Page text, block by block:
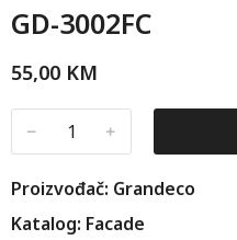
GD-3002FC
55,00 KM
﹣ ﹢
Proizvođač: Grandeco
Katalog: Facade